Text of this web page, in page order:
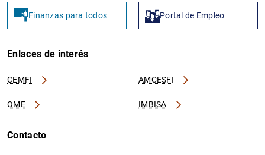
Finanzas para todos Portal de Empleo
Enlaces de interés
CEMFI AMCESFI
OME IMBISA
Contacto